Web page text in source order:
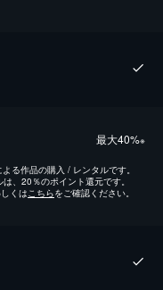
最⼤40%※
る作品の購入 / レンタルです。
、20％のポイント還元です。
くはこちらをご確認ください。